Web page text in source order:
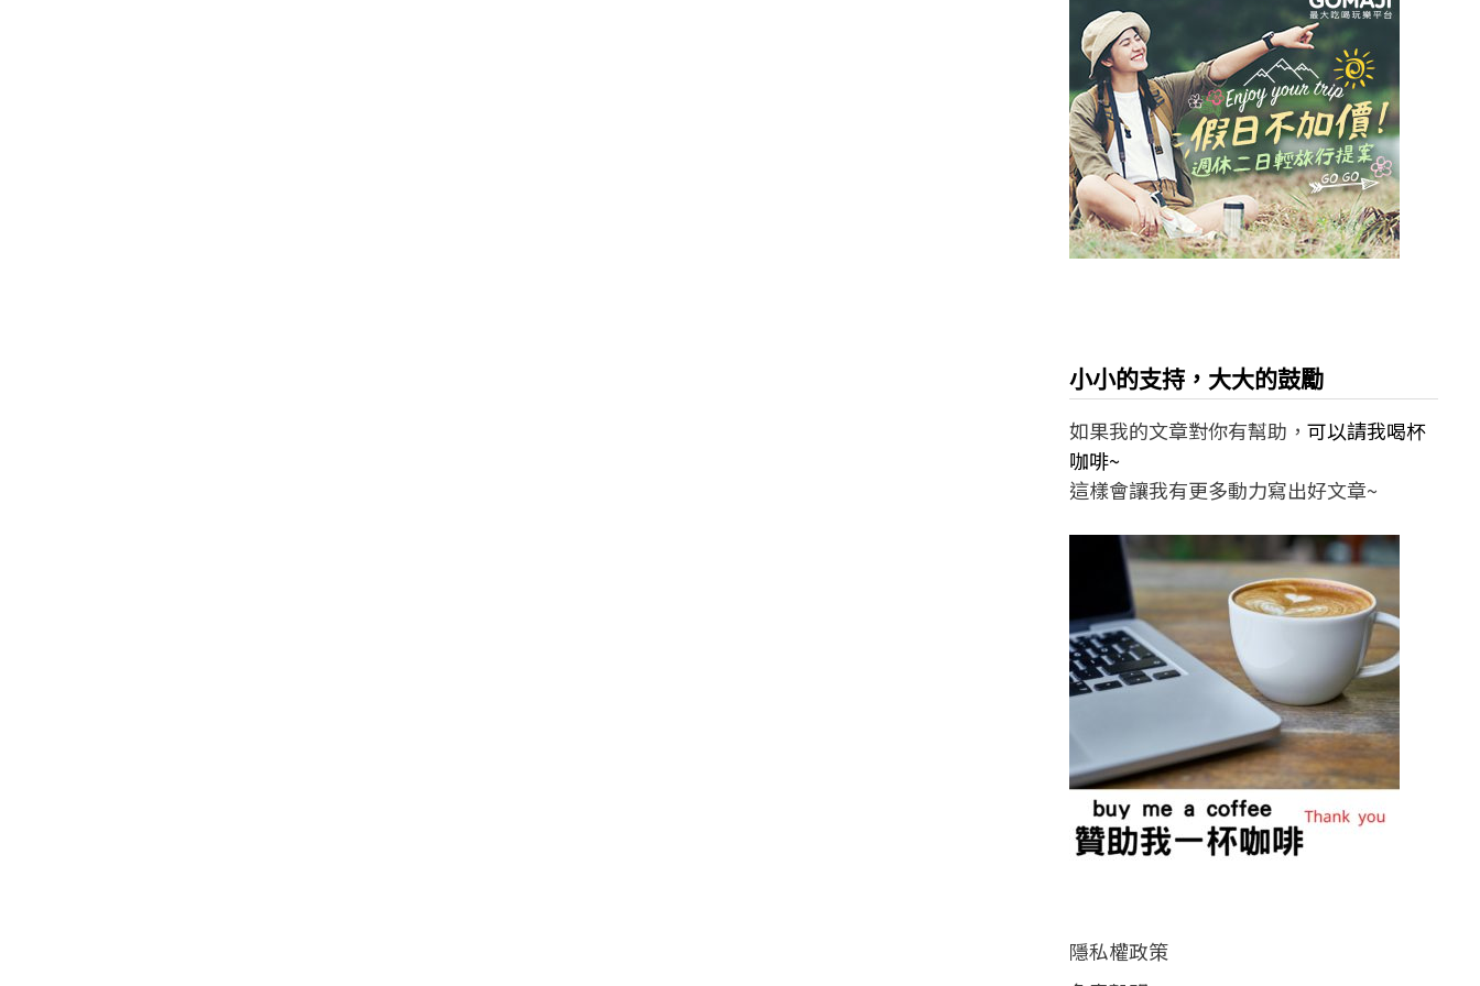
小小的支持，大大的鼓勵
如果我的文章對你有幫助， 可以請我喝杯
咖啡~
這樣會讓我有更多動力寫出好文章~
隱私權政策